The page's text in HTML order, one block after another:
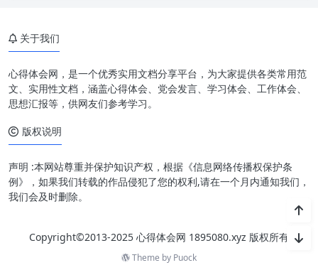
关于我们
心得体会网，是一个优秀实用文档分享平台，为大家提供各类常用范
文、实用性文档，涵盖心得体会、党会发言、学习体会、工作体会、
思想汇报等，供网友们参考学习。
版权说明
声明 :本网站尊重并保护知识产权，根据《信息网络传播权保护条
例》，如果我们转载的作品侵犯了您的权利,请在一个月内通知我们，
我们会及时删除。
Copyright©2013-2025 心得体会网 1895080.xyz 版权所有
Theme by Puock